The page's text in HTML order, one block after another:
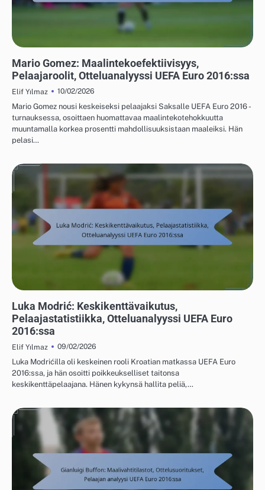
2016
Mario Gomez: Maalintekoefektiivisyys,
Pelaajaroolit, Otteluanalyyssi UEFA Euro 2016:ssa
Elif Yılmaz
10/02/2026
Mario Gomez nousi keskeiseksi pelaajaksi Saksalle UEFA Euro 2016 -
turnauksessa, osoittaen huomattavaa maalintekotehokkuutta
muuntamalla korkea prosentti mahdollisuuksistaan maaleiksi. Hän
pelasi…
2016
Luka Modrić: Keskikenttävaikutus,
Pelaajastatistiikka, Otteluanalyyssi UEFA Euro
2016:ssa
Elif Yılmaz
09/02/2026
Luka Modrićilla oli keskeinen rooli Kroatian matkassa UEFA Euro
2016:ssa, ja hän osoitti poikkeukselliset taitonsa
keskikenttäpelaajana. Hänen kykynsä hallita peliä,…